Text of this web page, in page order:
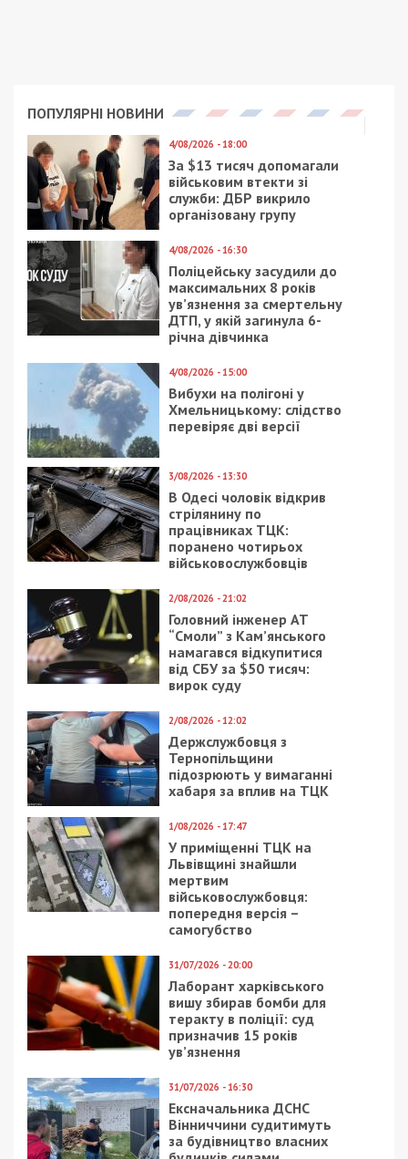
ПОПУЛЯРНІ НОВИНИ
4/08/2026 - 18:00
За $13 тисяч допомагали
військовим втекти зі
служби: ДБР викрило
організовану групу
4/08/2026 - 16:30
Поліцейську засудили до
максимальних 8 років
ув’язнення за смертельну
ДТП, у якій загинула 6-
річна дівчинка
4/08/2026 - 15:00
Вибухи на полігоні у
Хмельницькому: слідство
перевіряє дві версії
3/08/2026 - 13:30
В Одесі чоловік відкрив
стрілянину по
працівниках ТЦК:
поранено чотирьох
військовослужбовців
2/08/2026 - 21:02
Головний інженер АТ
“Смоли” з Кам’янського
намагався відкупитися
від СБУ за $50 тисяч:
вирок суду
2/08/2026 - 12:02
Держслужбовця з
Тернопільщини
підозрюють у вимаганні
хабаря за вплив на ТЦК
1/08/2026 - 17:47
У приміщенні ТЦК на
Львівщині знайшли
мертвим
військовослужбовця:
попередня версія –
самогубство
31/07/2026 - 20:00
Лаборант харківського
вишу збирав бомби для
теракту в поліції: суд
призначив 15 років
ув’язнення
31/07/2026 - 16:30
Ексначальника ДСНС
Вінниччини судитимуть
за будівництво власних